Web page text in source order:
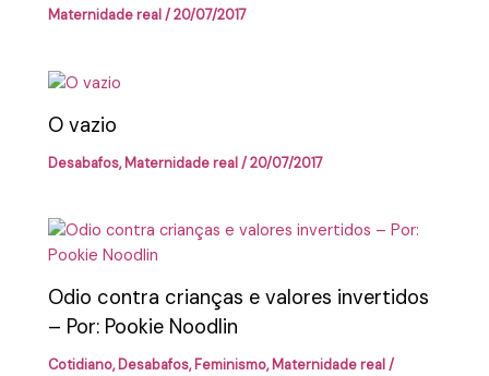
Maternidade real/20/07/2017
O vazio
Desabafos,Maternidade real/20/07/2017
Odio contra crianças e valores invertidos
– Por: Pookie Noodlin
Cotidiano,Desabafos,Feminismo,Maternidade real/